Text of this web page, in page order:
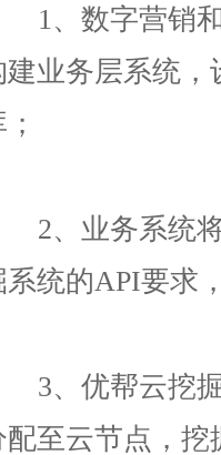
1、数字营销
建业务层系统，
2、业务系统
系统的API要求
3、优帮云挖
配至云节点，挖